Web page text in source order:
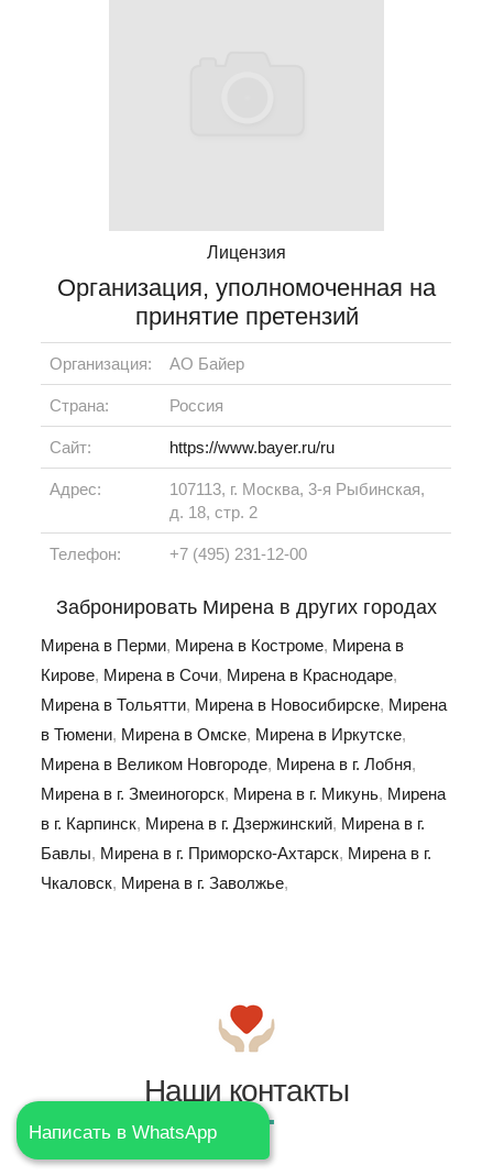
Лицензия
Организация, уполномоченная на
принятие претензий
Организация: АО Байер
Страна: Россия
Сайт: https://www.bayer.ru/ru
Адрес:
107113, г. Москва, 3-я Рыбинская,
д. 18, стр. 2
Телефон: +7 (495) 231-12-00
Забронировать Мирена в других городах
Мирена в Перми, Мирена в Костроме, Мирена в
Кирове, Мирена в Сочи, Мирена в Краснодаре,
Мирена в Тольятти, Мирена в Новосибирске, Мирена
в Тюмени, Мирена в Омске, Мирена в Иркутске,
Мирена в Великом Новгороде, Мирена в г. Лобня,
Мирена в г. Змеиногорск, Мирена в г. Микунь, Мирена
в г. Карпинск, Мирена в г. Дзержинский, Мирена в г.
Бавлы, Мирена в г. Приморско-Ахтарск, Мирена в г.
Чкаловск, Мирена в г. Заволжье,
Написать в WhatsApp
Наши контакты